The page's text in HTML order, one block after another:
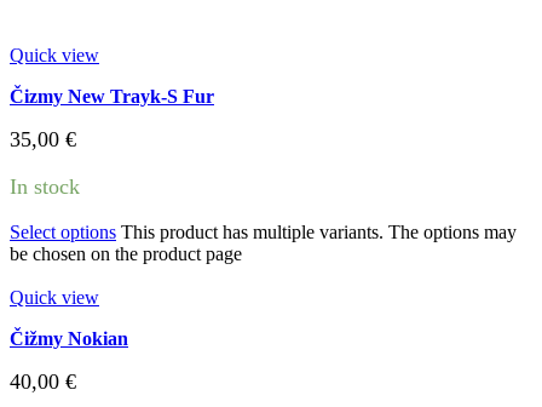
Quick view
Čizmy New Trayk-S Fur
35,00 €
In stock
Select options This product has multiple variants. The options may
be chosen on the product page
Quick view
Čižmy Nokian
40,00 €